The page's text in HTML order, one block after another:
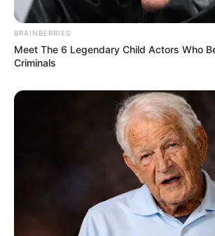
BRAINBERRIES
Meet The 6 Legendary Child Actors Who
Criminals